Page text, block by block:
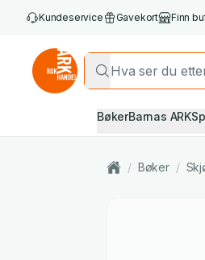
Kundeservice Gavekort Finn
BøkerBarnas ARK
/ Bøker /